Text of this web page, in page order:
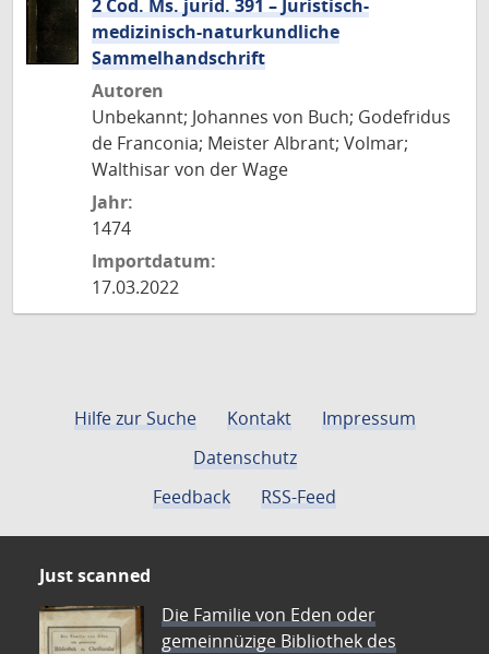
2 Cod. Ms. jurid. 391 – Juristisch-
medizinisch-naturkundliche
Sammelhandschrift
Autoren
Unbekannt; Johannes von Buch; Godefridus
de Franconia; Meister Albrant; Volmar;
Walthisar von der Wage
Jahr:
1474
Importdatum:
17.03.2022
Hilfe zur Suche Kontakt
Impressum
Datenschutz
Feedback
RSS-Feed
Just scanned
Die Familie von Eden oder
gemeinnüzige Bibliothek des